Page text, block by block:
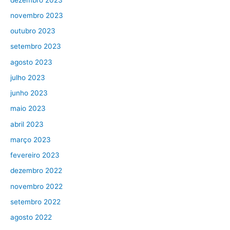
novembro 2023
outubro 2023
setembro 2023
agosto 2023
julho 2023
junho 2023
maio 2023
abril 2023
março 2023
fevereiro 2023
dezembro 2022
novembro 2022
setembro 2022
agosto 2022